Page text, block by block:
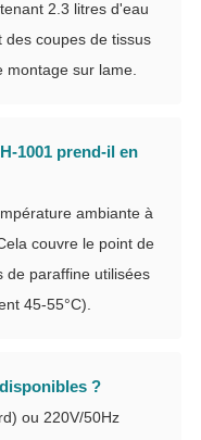
2.3 litres d'eau
des coupes de tissus
sur lame.
1001 prend-il en
ambiante à
couvre le point de
de paraffine utilisées
45-55°C).
?
ou 220V/50Hz